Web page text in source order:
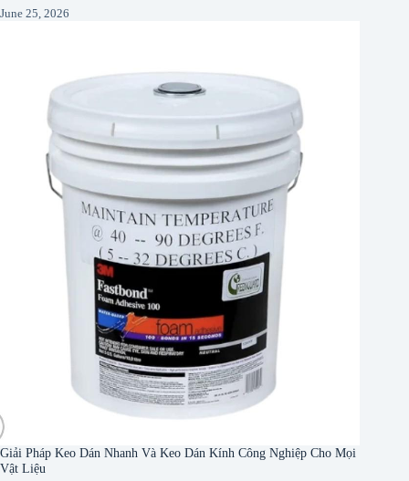
June 25, 2026
Giải Pháp Keo Dán Nhanh Và Keo Dán Kính Công Nghiệp Cho Mọi
Vật Liệu